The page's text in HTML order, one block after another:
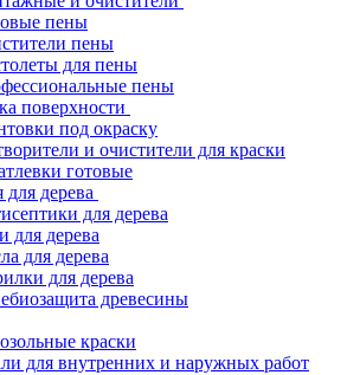
пены
пены
для пены
пены
поверхности
под окраску
и очистители для краски
готовые
дерева
для дерева
для дерева
для дерева
для дерева
древесины
краски
для внутренних и наружных работ